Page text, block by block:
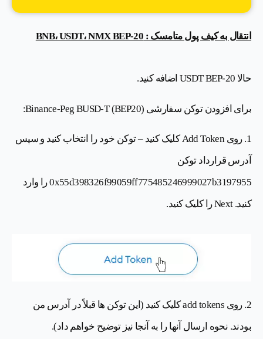
انتقال به کیف پول متامسک : BNB، USDT، NMX BEP-20
حالا USDT BEP-20 اضافه کنید.
برای افزودن توکن سفارشی Binance-Peg BUSD-T (BEP20):
1. روی Add Token کلیک کنید – توکن خود را انتخاب کنید و سپس
آدرس قرارداد توکن
0x55d398326f99059ff775485246999027b3197955 را وارد
کنید. Next را کلیک کنید.
2. روی add tokens کلیک کنید (این توکن ها قبلاً در آدرس من
بودند. نحوه ارسال آنها را به آنجا نیز توضیح خواهم داد).